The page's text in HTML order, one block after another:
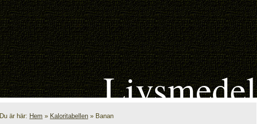
Livsmedel
Du är här: Hem » Kaloritabellen » Banan